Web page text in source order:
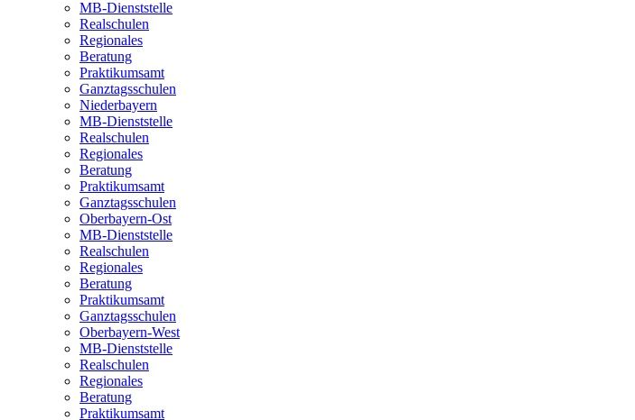
MB-Dienststelle
Realschulen
Regionales
Beratung
Praktikumsamt
Ganztagsschulen
Niederbayern
MB-Dienststelle
Realschulen
Regionales
Beratung
Praktikumsamt
Ganztagsschulen
Oberbayern-Ost
MB-Dienststelle
Realschulen
Regionales
Beratung
Praktikumsamt
Ganztagsschulen
Oberbayern-West
MB-Dienststelle
Realschulen
Regionales
Beratung
Praktikumsamt